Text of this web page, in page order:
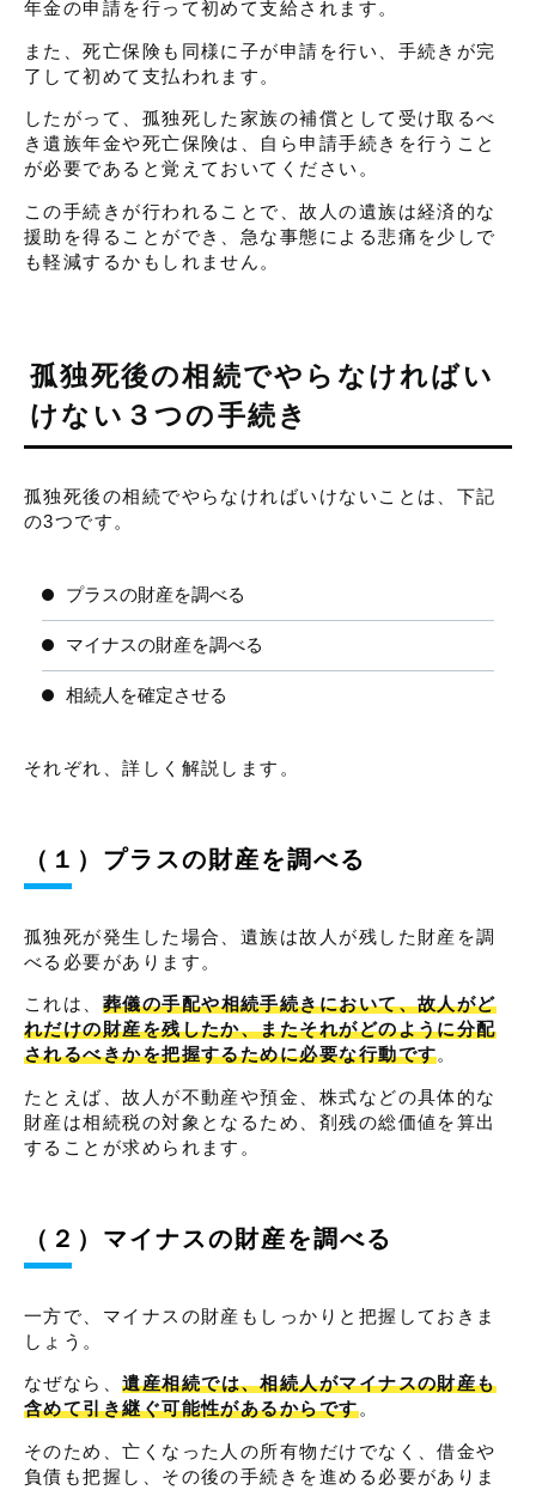
年金の申請を行って初めて支給されます。
また、死亡保険も同様に子が申請を行い、手続きが完
了して初めて支払われます。
したがって、孤独死した家族の補償として受け取るべ
き遺族年金や死亡保険は、自ら申請手続きを行うこと
が必要であると覚えておいてください。
この手続きが行われることで、故人の遺族は経済的な
援助を得ることができ、急な事態による悲痛を少しで
も軽減するかもしれません。
孤独死後の相続でやらなければい
けない３つの手続き
孤独死後の相続でやらなければいけないことは、下記
の3つです。
プラスの財産を調べる
マイナスの財産を調べる
相続人を確定させる
それぞれ、詳しく解説します。
（１）プラスの財産を調べる
孤独死が発生した場合、遺族は故人が残した財産を調
べる必要があります。
これは、 葬儀の手配や相続手続きにおいて、故人がど
れだけの財産を残したか、またそれがどのように分配
されるべきかを把握するために必要な行動です。
たとえば、故人が不動産や預金、株式などの具体的な
財産は相続税の対象となるため、剤残の総価値を算出
することが求められます。
（２）マイナスの財産を調べる
一方で、マイナスの財産もしっかりと把握しておきま
しょう。
なぜなら、遺産相続では、相続人がマイナスの財産も
含めて引き継ぐ可能性があるからです。
そのため、亡くなった人の所有物だけでなく、借金や
負債も把握し、その後の手続きを進める必要がありま